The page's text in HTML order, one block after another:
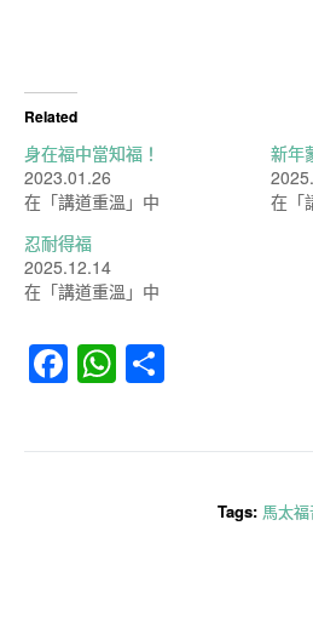
Related
身在福中當知福！
2023.01.26
在「講道重溫」中
新年
在「
忍耐得福
2025.12.14
在「講道重溫」中
Facebook
WhatsApp
Tags: 馬太福